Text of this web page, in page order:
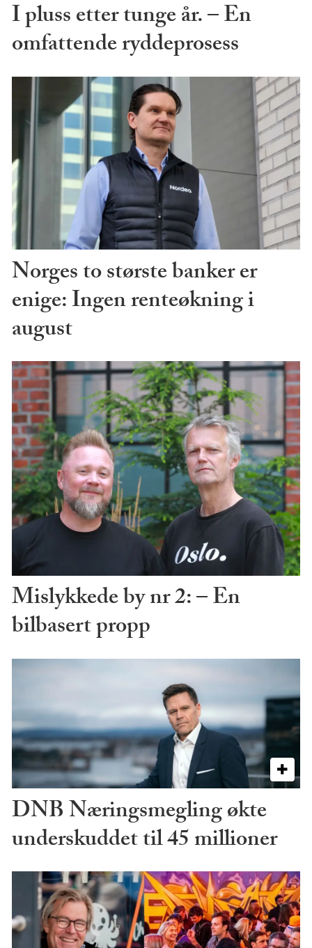
I pluss etter tunge år. – En
omfattende ryddeprosess
Norges to største banker er
enige: Ingen renteøkning i
august
Mislykkede by nr 2: – En
bilbasert propp
DNB Næringsmegling økte
underskuddet til 45 millioner